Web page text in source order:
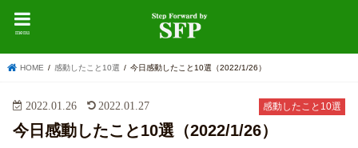
menu
HOME 感動したこと10選 今日感動したこと10選（2022/1/26）
感動したこと10選
2022.01.26 2022.01.27
今日感動したこと10選（2022/1/26）